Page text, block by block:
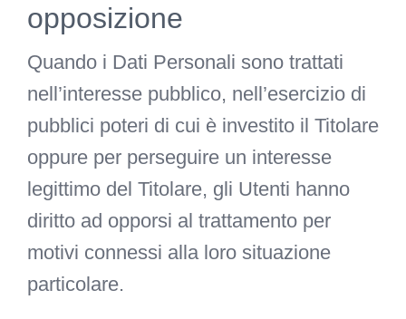
opposizione
Quando i Dati Personali sono trattati
nell’interesse pubblico, nell’esercizio di
pubblici poteri di cui è investito il Titolare
oppure per perseguire un interesse
legittimo del Titolare, gli Utenti hanno
diritto ad opporsi al trattamento per
motivi connessi alla loro situazione
particolare.